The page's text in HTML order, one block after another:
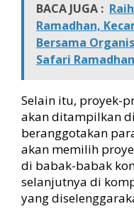
BACA JUGA :
Ramadhan,
Bersama
Safari Ramadhan
Selain itu, proyek-
akan ditampilkan
beranggotakan
akan memilih
di babak-babak
selanjutnya di
yang